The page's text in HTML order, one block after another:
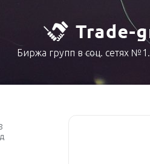
Биржа групп в соц. сетях